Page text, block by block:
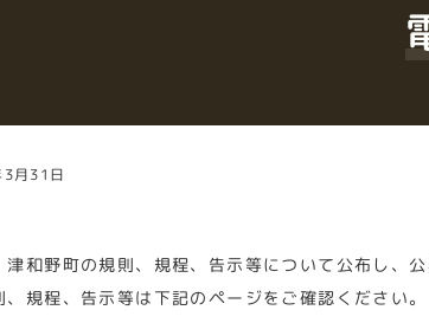
月31日
和野町の規則、規程、告示等について公布し、公
規程、告示等は下記のページをご確認ください。